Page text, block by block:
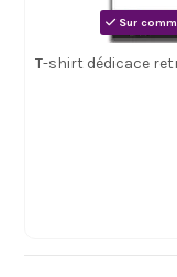
Sur
T-shirt dédicace